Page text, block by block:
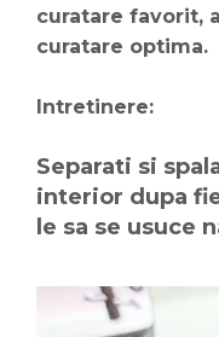
curatare favorit,
curatare optima.
Intretinere:
Separati si
interior dupa
le sa se usuce